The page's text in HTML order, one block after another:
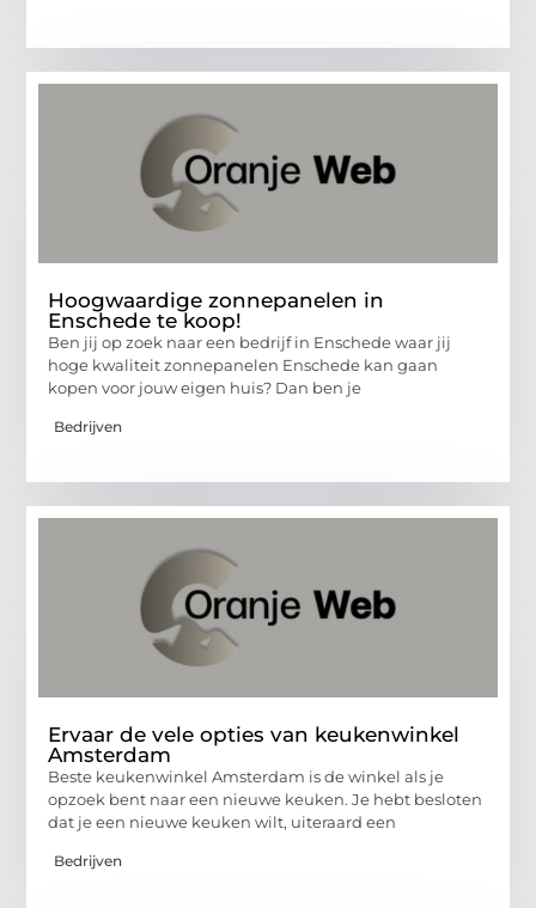
Hoogwaardige zonnepanelen in
Enschede te koop!
Ben jij op zoek naar een bedrijf in Enschede waar jij
hoge kwaliteit zonnepanelen Enschede kan gaan
kopen voor jouw eigen huis? Dan ben je
Bedrijven
Ervaar de vele opties van keukenwinkel
Amsterdam
Beste keukenwinkel Amsterdam is de winkel als je
opzoek bent naar een nieuwe keuken. Je hebt besloten
dat je een nieuwe keuken wilt, uiteraard een
Bedrijven